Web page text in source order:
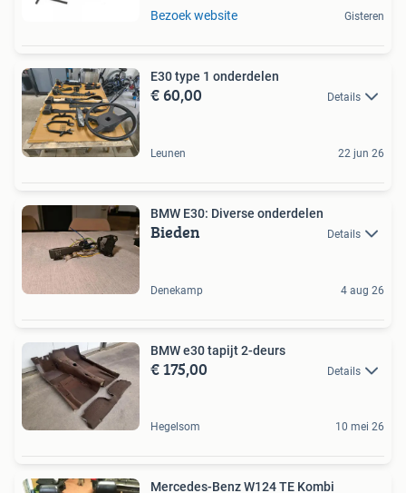
Bezoek website Gisteren
E30 type 1 onderdelen
€ 60,00 Details
Leunen 22 jun 26
BMW E30: Diverse onderdelen
Bieden Details
Denekamp 4 aug 26
BMW e30 tapijt 2-deurs
€ 175,00 Details
Hegelsom 10 mei 26
Mercedes-Benz W124 TE Kombi